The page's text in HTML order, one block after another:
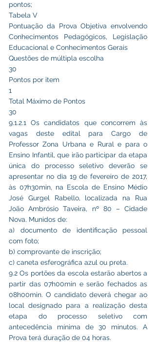
pontos;
Tabela V
Pontuação da Prova Objetiva envolvendo
Conhecimentos Pedagógicos, Legislação
Educacional e Conhecimentos Gerais
Questões de múltipla escolha
30
Pontos por item
1
Total Máximo de Pontos
30
9.1.2.1 Os candidatos que concorrem às
vagas deste edital para Cargo de
Professor Zona Urbana e Rural e para o
Ensino Infantil, que irão participar da etapa
única do processo seletivo deverão se
apresentar no dia 19 de fevereiro de 2017,
às 07h30min, na Escola de Ensino Médio
José Gurgel Rabello, localizada na Rua
João Ambrósio Taveira, nº 80 – Cidade
Nova. Munidos de:
a) documento de identificação pessoal
com foto;
b) comprovante de inscrição;
c) caneta esferográfica azul ou preta.
9.2 Os portões da escola estarão abertos a
partir das 07h00min e serão fechados as
08h00min. O candidato deverá chegar ao
local designado para a realização desta
etapa do processo seletivo com
antecedência mínima de 30 minutos. A
Prova terá duração de 04 horas.